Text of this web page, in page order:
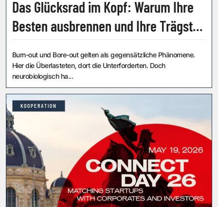
Das Glücksrad im Kopf: Warum Ihre
Besten ausbrennen und Ihre Trägsten
Burn-out und Bore-out gelten als gegensätzliche Phänomene.
Hier die Überlasteten, dort die Unterforderten. Doch
neurobiologisch ha...
KOOPERATION